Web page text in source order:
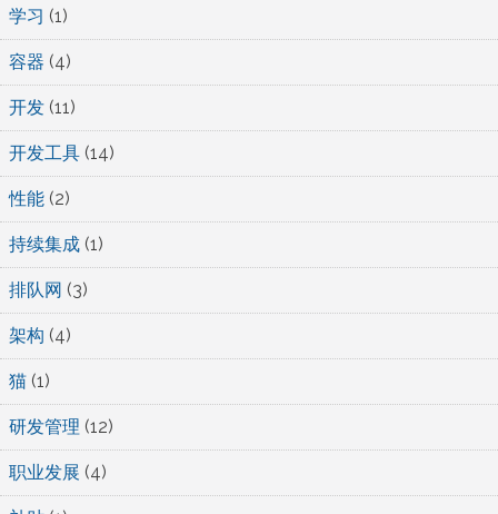
学习 (1)
容器 (4)
开发 (11)
开发工具 (14)
性能 (2)
持续集成 (1)
排队网 (3)
架构 (4)
猫 (1)
研发管理 (12)
职业发展 (4)